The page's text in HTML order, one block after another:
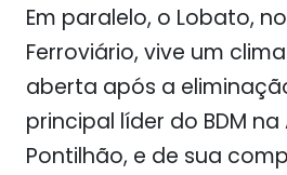
Em paralelo, o Lobato,
Ferroviário, vive um
aberta após a
principal líder do BDM
Pontilhão, e de sua